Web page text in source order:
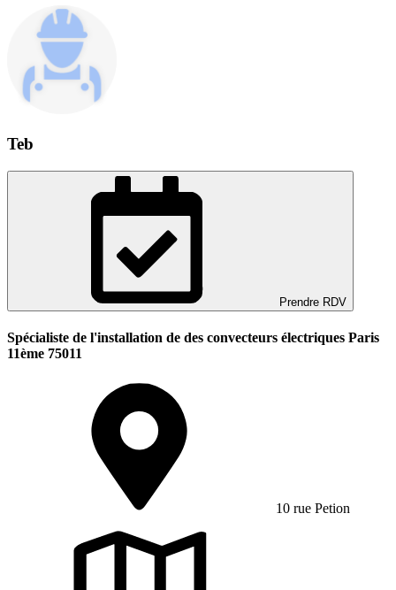
Teb
Prendre RDV
Spécialiste de l'installation de des convecteurs électriques Paris
11ème 75011
10 rue Petion